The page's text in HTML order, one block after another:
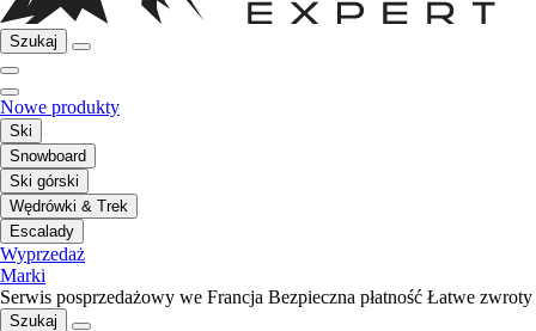
Szukaj
Nowe produkty
Ski
Snowboard
Ski górski
Wędrówki & Trek
Escalady
Wyprzedaż
Marki
Serwis posprzedażowy we Francja Bezpieczna płatność Łatwe zwroty
Szukaj